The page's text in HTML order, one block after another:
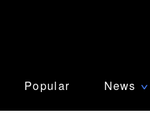
Popular News ∨